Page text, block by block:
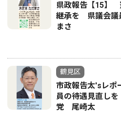
県政報告【15】
継承を 県議会
まさ
鶴見区
市政報告太'sレ
員の待遇見直し
党 尾崎太